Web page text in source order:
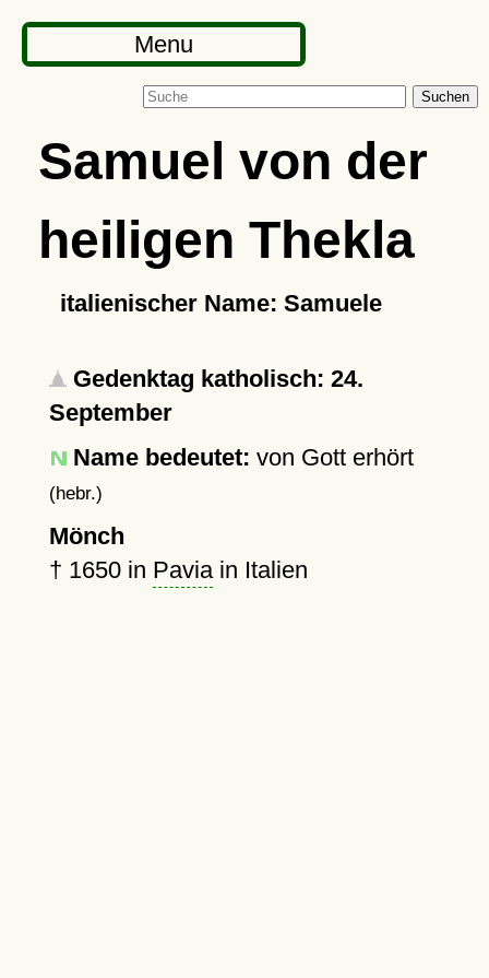
Menu
Suchen
Samuel von der
heiligen Thekla
italienischer Name: Samuele
Gedenktag katholisch: 24.
September
Name bedeutet: von Gott erhört
(hebr.)
Mönch
† 1650in Paviain Italien